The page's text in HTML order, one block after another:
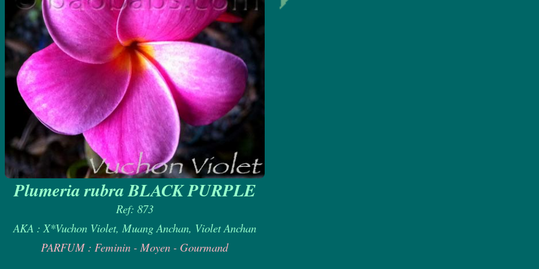
Plumeria rubra BLACK PURPLE
Ref: 873
AKA : X*Vuchon Violet, Muang Anchan, Violet Anchan
PARFUM : Feminin - Moyen - Gourmand